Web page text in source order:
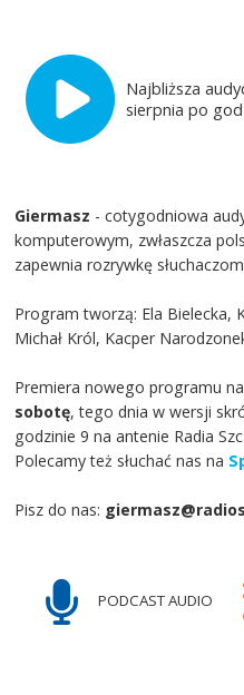
Najbliższa
sierpnia po
Giermasz - cotygodniowa
komputerowym, zwłaszcza
zapewnia rozrywkę
Program tworzą: Ela Bielecka,
Michał Król, Kacper
Premiera nowego programu
sobotę, tego dnia w wersji
godzinie 9 na antenie Radia
Polecamy też słuchać nas na
Pisz do nas:
PODCAST AUDIO